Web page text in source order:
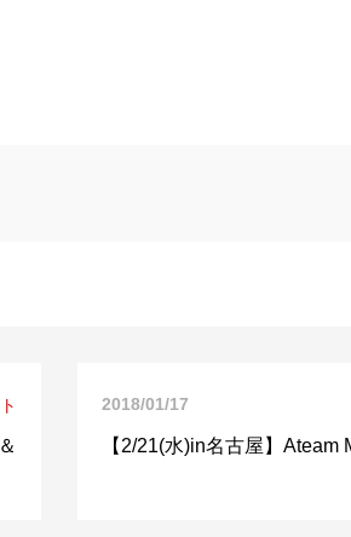
2018/01/17
【2/21(水)in名古屋】